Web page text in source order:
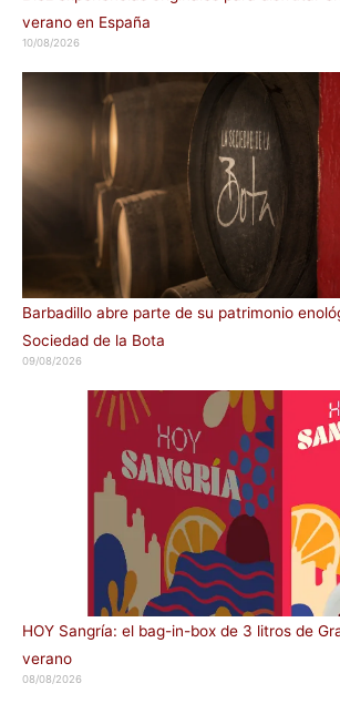
verano en España
10/08/2026
Barbadillo abre parte de su patrimonio
Sociedad de la Bota
09/08/2026
HOY Sangría: el bag-in-box de 3 litros de
verano
08/08/2026